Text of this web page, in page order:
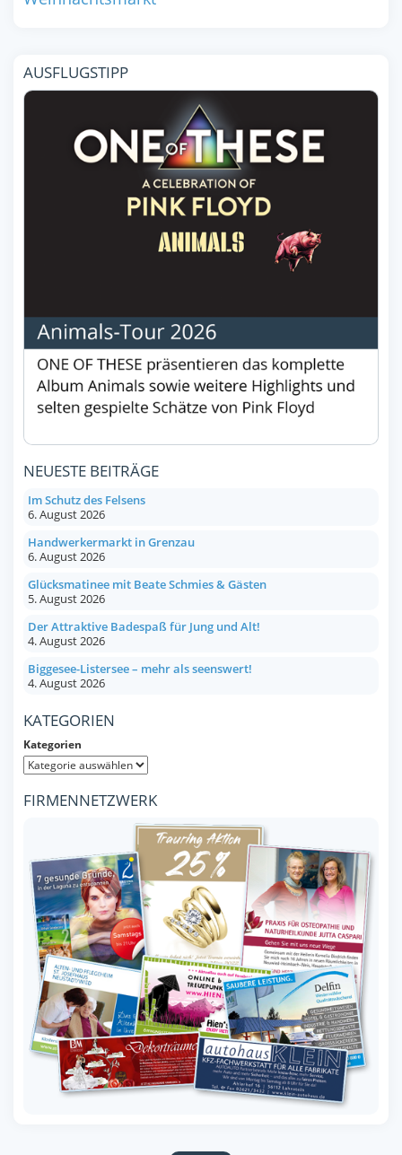
AUSFLUGSTIPP
NEUESTE BEITRÄGE
Im Schutz des Felsens
6. August 2026
Handwerkermarkt in Grenzau
6. August 2026
Glücksmatinee mit Beate Schmies & Gästen
5. August 2026
Der Attraktive Badespaß für Jung und Alt!
4. August 2026
Biggesee-Listersee – mehr als seenswert!
4. August 2026
KATEGORIEN
Kategorien
FIRMENNETZWERK